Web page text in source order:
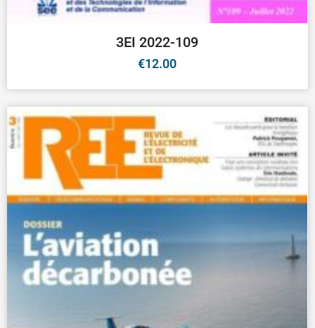
3EI 2022-109
€12.00